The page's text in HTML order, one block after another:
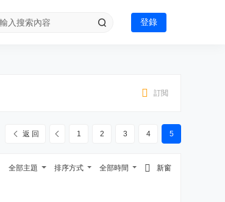
登錄
訂閲
1 2 3 4 5
返 回
新窗
全部時間
排序方式
全部主題